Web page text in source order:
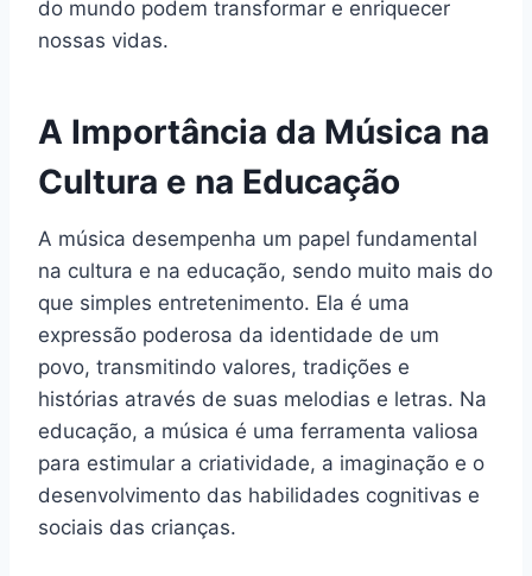
do mundo podem transformar e enriquecer
nossas vidas.
A Importância da Música na
Cultura e na Educação
A música desempenha um papel fundamental
na cultura e na educação, sendo muito mais do
que simples entretenimento. Ela é uma
expressão poderosa da identidade de um
povo, transmitindo valores, tradições e
histórias através de suas melodias e letras. Na
educação, a música é uma ferramenta valiosa
para estimular a criatividade, a imaginação e o
desenvolvimento das habilidades cognitivas e
sociais das crianças.